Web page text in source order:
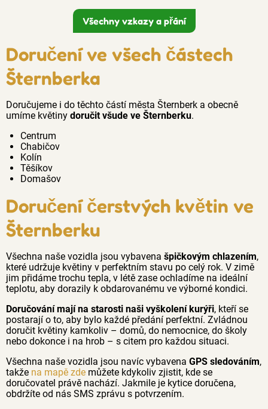
Všechny vzkazy a přání
Doručení ve všech částech
Šternberka
Doručujeme i do těchto částí města Šternberk a obecně
umíme květiny doručit všude ve Šternberku.
Centrum
Chabičov
Kolín
Těšíkov
Domašov
Doručení čerstvých květin ve
Šternberku
Všechna naše vozidla jsou vybavena špičkovým chlazením,
které udržuje květiny v perfektním stavu po celý rok. V zimě
jim přidáme trochu tepla, v létě zase ochladíme na ideální
teplotu, aby dorazily k obdarovanému ve výborné kondici.
Doručování mají na starosti naši vyškolení kurýři, kteří se
postarají o to, aby bylo každé předání perfektní. Zvládnou
doručit květiny kamkoliv – domů, do nemocnice, do školy
nebo dokonce i na hrob – s citem pro každou situaci.
Všechna naše vozidla jsou navíc vybavena GPS sledováním,
takže na mapě zde můžete kdykoliv zjistit, kde se
doručovatel právě nachází. Jakmile je kytice doručena,
obdržíte od nás SMS zprávu s potvrzením.